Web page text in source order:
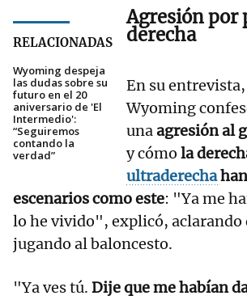
RELACIONADAS
Wyoming despeja
las dudas sobre su
futuro en el 20
aniversario de 'El
Intermedio':
“Seguiremos
contando la
verdad”
Agresión por
derecha
En su
Wyoming
unaagresión al
y cómo la
ultraderecha
escenarios como este: "Ya me
lo he vivido", explicó, aclarando
jugando al baloncesto.
"Ya ves tú. Dije que me habían